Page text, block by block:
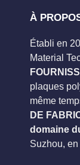
À
Établi en
Material
plaques
même
DE
domaine
Suzhou,